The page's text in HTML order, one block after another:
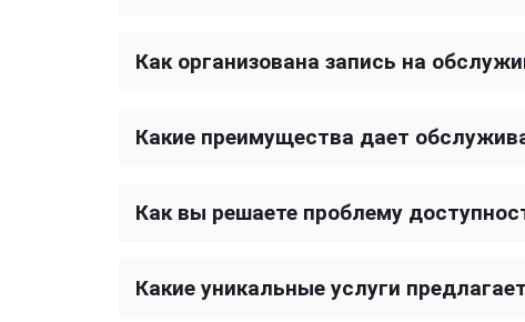
Как организована запись на
Какие преимущества дает
Как вы решаете проблему
Какие уникальные услуги